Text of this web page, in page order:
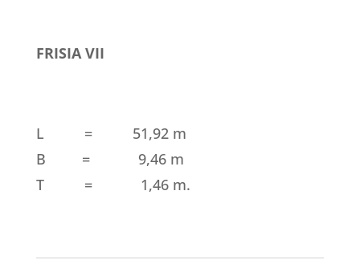
FRISIA VII
L = 51,92 m
B = 9,46 m
T = 1,46 m.